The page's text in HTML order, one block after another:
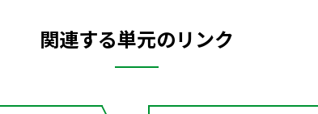
関連する単元のリンク